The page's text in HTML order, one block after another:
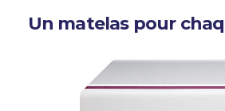
Un matelas pour